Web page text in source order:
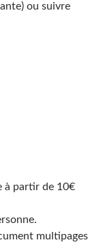
ou suivre
à partir de 10€
multipages